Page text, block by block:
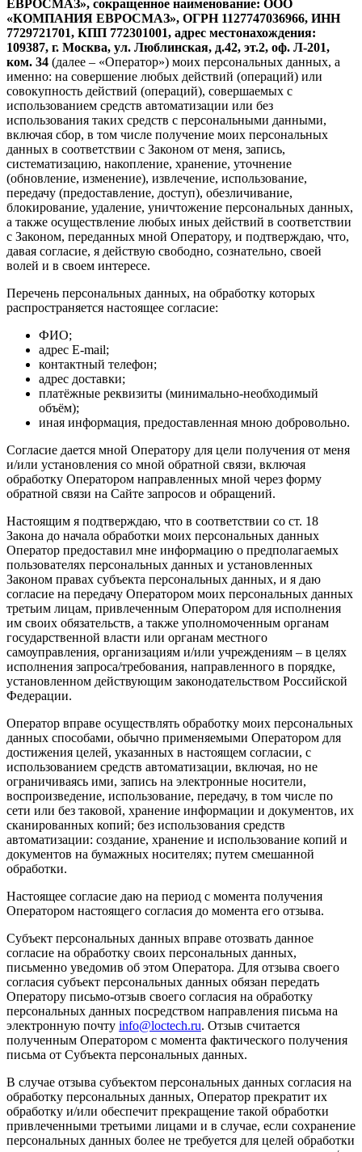
ЕВРОСМАЗ», сокращенное наименование: ООО
«КОМПАНИЯ ЕВРОСМАЗ», ОГРН 1127747036966, ИНН
7729721701, КПП 772301001, адрес местонахождения:
109387, г. Москва, ул. Люблинская, д.42, эт.2, оф. Л-201,
ком. 34 (далее – «Оператор») моих персональных данных, а
именно: на совершение любых действий (операций) или
совокупность действий (операций), совершаемых с
использованием средств автоматизации или без
использования таких средств с персональными данными,
включая сбор, в том числе получение моих персональных
данных в соответствии с Законом от меня, запись,
систематизацию, накопление, хранение, уточнение
(обновление, изменение), извлечение, использование,
передачу (предоставление, доступ), обезличивание,
блокирование, удаление, уничтожение персональных данных,
а также осуществление любых иных действий в соответствии
с Законом, переданных мной Оператору, и подтверждаю, что,
давая согласие, я действую свободно, сознательно, своей
волей и в своем интересе.
Перечень персональных данных, на обработку которых
распространяется настоящее согласие:
ФИО;
адрес E-mail;
контактный телефон;
адрес доставки;
платёжные реквизиты (минимально-необходимый
объём);
иная информация, предоставленная мною добровольно.
Согласие дается мной Оператору для цели получения от меня
и/или установления со мной обратной связи, включая
обработку Оператором направленных мной через форму
обратной связи на Сайте запросов и обращений.
Настоящим я подтверждаю, что в соответствии со ст. 18
Закона до начала обработки моих персональных данных
Оператор предоставил мне информацию о предполагаемых
пользователях персональных данных и установленных
Законом правах субъекта персональных данных, и я даю
согласие на передачу Оператором моих персональных данных
третьим лицам, привлеченным Оператором для исполнения
им своих обязательств, а также уполномоченным органам
государственной власти или органам местного
самоуправления, организациям и/или учреждениям – в целях
исполнения запроса/требования, направленного в порядке,
установленном действующим законодательством Российской
Федерации.
Оператор вправе осуществлять обработку моих персональных
данных способами, обычно применяемыми Оператором для
достижения целей, указанных в настоящем согласии, с
использованием средств автоматизации, включая, но не
ограничиваясь ими, запись на электронные носители,
воспроизведение, использование, передачу, в том числе по
сети или без таковой, хранение информации и документов, их
сканированных копий; без использования средств
автоматизации: создание, хранение и использование копий и
документов на бумажных носителях; путем смешанной
обработки.
Настоящее согласие даю на период с момента получения
Оператором настоящего согласия до момента его отзыва.
Субъект персональных данных вправе отозвать данное
согласие на обработку своих персональных данных,
письменно уведомив об этом Оператора. Для отзыва своего
согласия субъект персональных данных обязан передать
Оператору письмо-отзыв своего согласия на обработку
персональных данных посредством направления письма на
электронную почту info@loctech.ru. Отзыв считается
полученным Оператором с момента фактического получения
письма от Субъекта персональных данных.
В случае отзыва субъектом персональных данных согласия на
обработку персональных данных, Оператор прекратит их
обработку и/или обеспечит прекращение такой обработки
привлеченными третьими лицами и в случае, если сохранение
персональных данных более не требуется для целей обработки